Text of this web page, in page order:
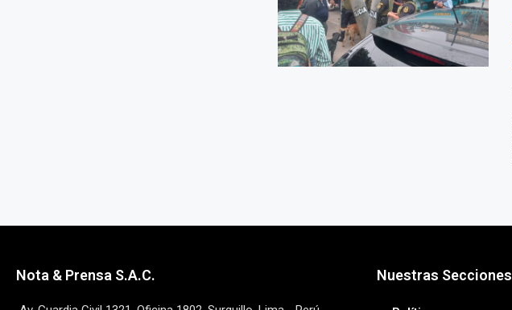
Nota & Prensa S.A.C. Nuestras Secciones